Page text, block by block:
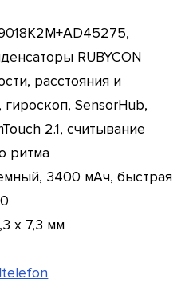
RUBYCON
расстояния и
SensorHub,
2.1, считывание
ритма
3400 мАч, быстрая
x 7,3 мм